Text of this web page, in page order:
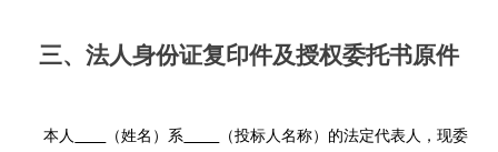
三、法人身份证复印件及授权委托书原件
本人 （姓名）系 （投标人名称）的法定代表人，现委